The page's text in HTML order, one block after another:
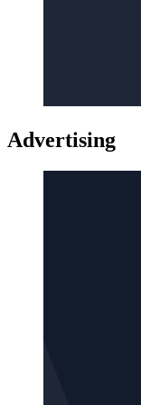
Advertising